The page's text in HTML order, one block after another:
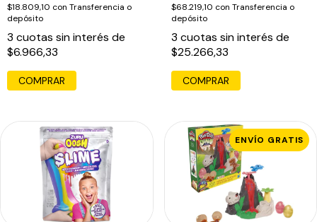
$18.809,10 con Transferencia o
depósito
3 cuotas sin interés de
$6.966,33
COMPRAR
$68.219,10 con Transferencia o
depósito
3 cuotas sin interés de
$25.266,33
ENVÍO GRATIS